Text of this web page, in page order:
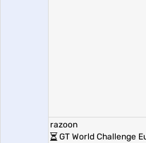
razoon
GT World Challenge